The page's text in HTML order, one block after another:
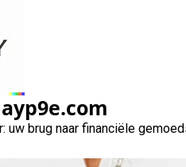
uw brug naar financiële
uur geld